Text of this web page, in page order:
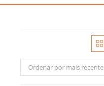
Ordenar por mais recente